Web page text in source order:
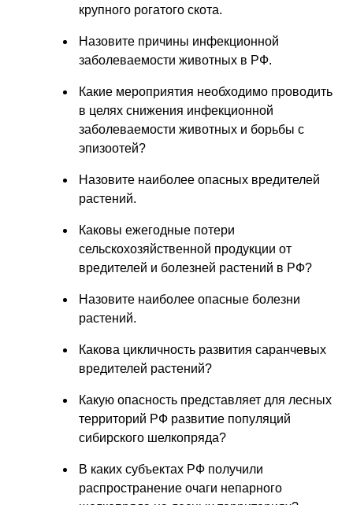
крупного рогатого скота.
Назовите причины инфекционной
заболеваемости животных в РФ.
Какие мероприятия необходимо проводить
в целях снижения инфекционной
заболеваемости животных и борьбы с
эпизоотей?
Назовите наиболее опасных вредителей
растений.
Каковы ежегодные потери
сельскохозяйственной продукции от
вредителей и болезней растений в РФ?
Назовите наиболее опасные болезни
растений.
Какова цикличность развития саранчевых
вредителей растений?
Какую опасность представляет для лесных
территорий РФ развитие популяций
сибирского шелкопряда?
В каких субъектах РФ получили
распространение очаги непарного